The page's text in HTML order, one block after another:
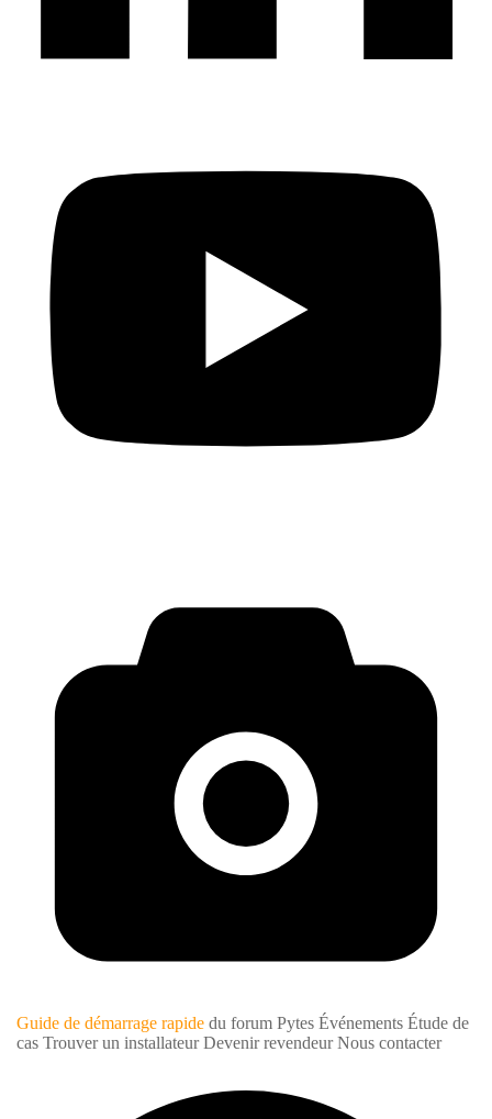
Guide de démarrage rapide du forum Pytes Événements Étude de
cas Trouver un installateur Devenir revendeur Nous contacter